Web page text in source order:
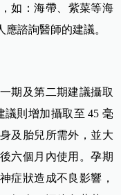
如：海帶、紫菜等海
諮詢醫師的建議。
期及第二期建議攝取
議則增加攝取至 45 毫
及胎兒所需外，並大
六個月內使用。孕期
症狀造成不良影響，